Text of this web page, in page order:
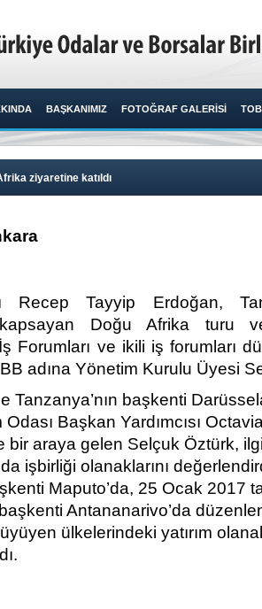
BAŞKANIMIZ FOTOĞRAF GALERİSİ
ziyaretine katıldı
Recep Tayyip Erdoğan,
kapsayan Doğu Afrika turu
Forumları ve ikili iş forumları
adına Yönetim Kurulu Üyesi
Tanzanya’nın başkenti
Odası Başkan Yardımcısı
bir araya gelen Selçuk Öztürk,
işbirliği olanaklarını
Maputo’da, 25 Ocak 2017
Antananarivo’da
ülkelerindeki yatırım